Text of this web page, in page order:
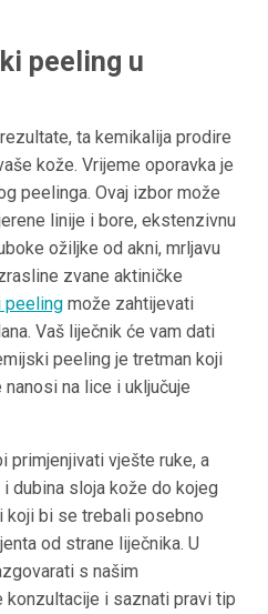
peeling u
ta kemikalija prodire
kože. Vrijeme oporavka je
peelinga. Ovaj izbor može
linije i bore, ekstenzivnu
ožiljke od akni, mrljavu
zvane aktiničke
peelingmože zahtijevati
Vaš liječnik će vam dati
peeling je tretman koji
na lice i uključuje
primjenjivati vješte ruke, a
dubina sloja kože do kojeg
koji bi se trebali posebno
od strane liječnika. U
s našim
konzultacije i saznati pravi tip